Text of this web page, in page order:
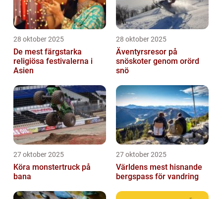
28 oktober 2025
De mest färgstarka
religiösa festivalerna i
Asien
28 oktober 2025
Äventyrsresor på
snöskoter genom orörd
snö
27 oktober 2025
Köra monstertruck på
bana
27 oktober 2025
Världens mest hisnande
bergspass för vandring